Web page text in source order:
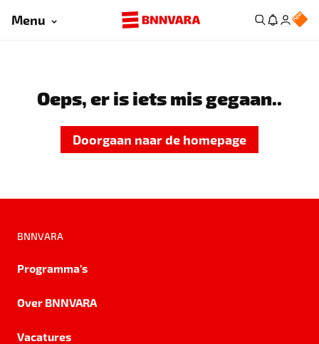
Menu
Oeps, er is iets mis gegaan..
Doorgaan naar de homepage
BNNVARA
Programma's
Over BNNVARA
Vacatures